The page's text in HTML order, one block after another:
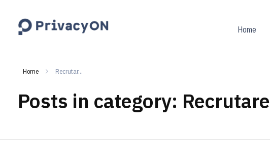
Home
Home Recrutar...
Posts in category: Recrutare